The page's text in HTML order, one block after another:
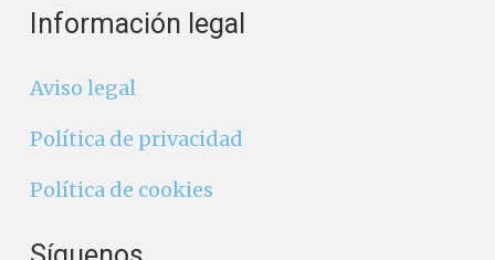
Información legal
Aviso legal
Política de privacidad
Política de cookies